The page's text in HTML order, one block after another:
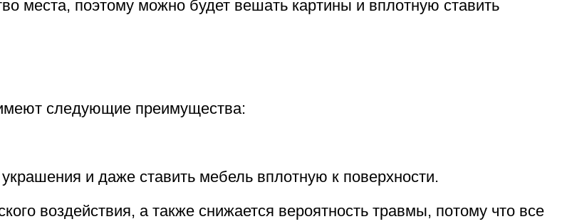
места, поэтому можно будет вешать картины и вплотную ставить
следующие преимущества:
и даже ставить мебель вплотную к поверхности.
воздействия, а также снижается вероятность травмы, потому что все